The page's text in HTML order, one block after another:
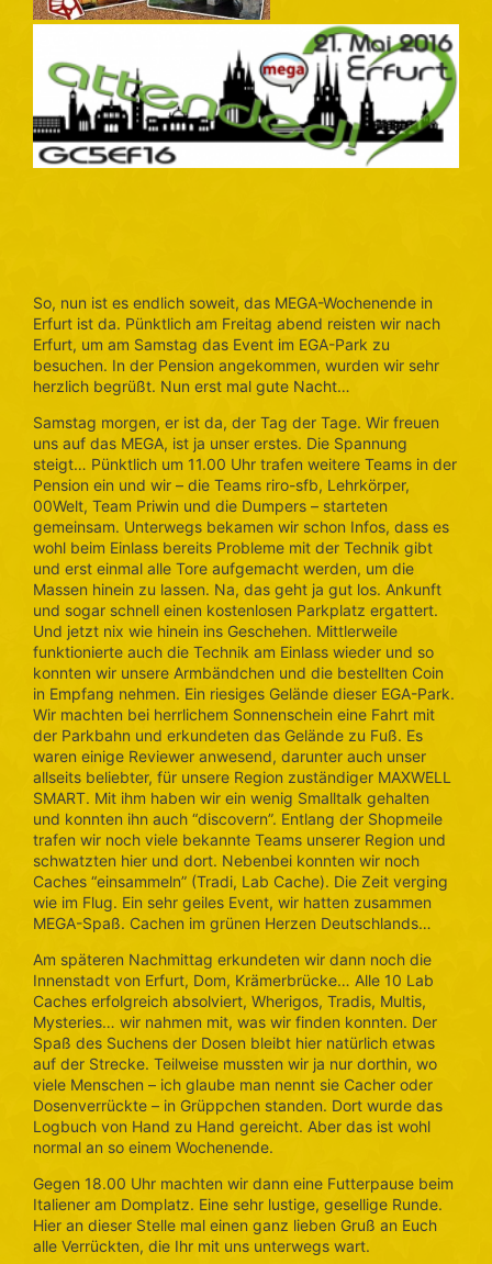
So, nun ist es endlich soweit, das MEGA-Wochenende in
Erfurt ist da. Pünktlich am Freitag abend reisten wir nach
Erfurt, um am Samstag das Event im EGA-Park zu
besuchen. In der Pension angekommen, wurden wir sehr
herzlich begrüßt. Nun erst mal gute Nacht…
Samstag morgen, er ist da, der Tag der Tage. Wir freuen
uns auf das MEGA, ist ja unser erstes. Die Spannung
steigt… Pünktlich um 11.00 Uhr trafen weitere Teams in der
Pension ein und wir – die Teams riro-sfb, Lehrkörper,
00Welt, Team Priwin und die Dumpers – starteten
gemeinsam. Unterwegs bekamen wir schon Infos, dass es
wohl beim Einlass bereits Probleme mit der Technik gibt
und erst einmal alle Tore aufgemacht werden, um die
Massen hinein zu lassen. Na, das geht ja gut los. Ankunft
und sogar schnell einen kostenlosen Parkplatz ergattert.
Und jetzt nix wie hinein ins Geschehen. Mittlerweile
funktionierte auch die Technik am Einlass wieder und so
konnten wir unsere Armbändchen und die bestellten Coin
in Empfang nehmen. Ein riesiges Gelände dieser EGA-Park.
Wir machten bei herrlichem Sonnenschein eine Fahrt mit
der Parkbahn und erkundeten das Gelände zu Fuß. Es
waren einige Reviewer anwesend, darunter auch unser
allseits beliebter, für unsere Region zuständiger MAXWELL
SMART. Mit ihm haben wir ein wenig Smalltalk gehalten
und konnten ihn auch “discovern”. Entlang der Shopmeile
trafen wir noch viele bekannte Teams unserer Region und
schwatzten hier und dort. Nebenbei konnten wir noch
Caches “einsammeln” (Tradi, Lab Cache). Die Zeit verging
wie im Flug. Ein sehr geiles Event, wir hatten zusammen
MEGA-Spaß. Cachen im grünen Herzen Deutschlands…
Am späteren Nachmittag erkundeten wir dann noch die
Innenstadt von Erfurt, Dom, Krämerbrücke… Alle 10 Lab
Caches erfolgreich absolviert, Wherigos, Tradis, Multis,
Mysteries… wir nahmen mit, was wir finden konnten. Der
Spaß des Suchens der Dosen bleibt hier natürlich etwas
auf der Strecke. Teilweise mussten wir ja nur dorthin, wo
viele Menschen – ich glaube man nennt sie Cacher oder
Dosenverrückte – in Grüppchen standen. Dort wurde das
Logbuch von Hand zu Hand gereicht. Aber das ist wohl
normal an so einem Wochenende.
Gegen 18.00 Uhr machten wir dann eine Futterpause beim
Italiener am Domplatz. Eine sehr lustige, gesellige Runde.
Hier an dieser Stelle mal einen ganz lieben Gruß an Euch
alle Verrückten, die Ihr mit uns unterwegs wart.